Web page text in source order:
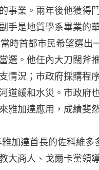
事業。兩年後他獲得
手是地質學系畢業的
時首都市民希望選出
選。他任內大刀闊斧
情況；市政府採購程
道緩和水災。市政府
雅加達應用，成績斐
加達首長的佐科維多
大商人、戈爾卡黨領